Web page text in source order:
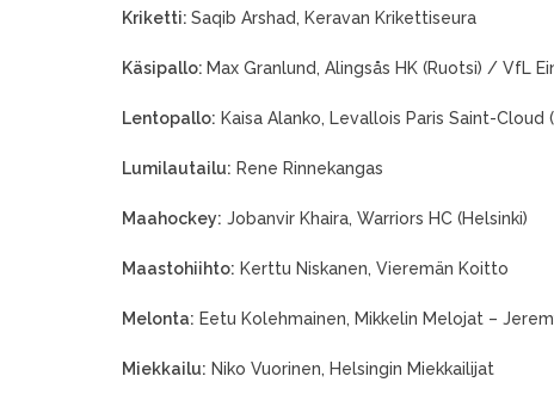
Kriketti: Saqib Arshad, Keravan Krikettiseura
Käsipallo: Max Granlund, Alingsås HK (Ruotsi) / VfL
Lentopallo: Kaisa Alanko, Levallois Paris Saint-Cloud
Lumilautailu: Rene Rinnekangas
Maahockey: Jobanvir Khaira, Warriors HC (Helsinki)
Maastohiihto: Kerttu Niskanen, Vieremän Koitto
Melonta: Eetu Kolehmainen, Mikkelin Melojat –
Miekkailu: Niko Vuorinen, Helsingin Miekkailijat